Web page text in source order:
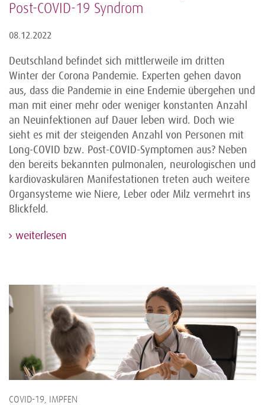
Post-COVID-19 Syndrom
08.12.2022
Deutschland befindet sich mittlerweile im dritten
Winter der Corona Pandemie. Experten gehen davon
aus, dass die Pandemie in eine Endemie übergehen und
man mit einer mehr oder weniger konstanten Anzahl
an Neuinfektionen auf Dauer leben wird. Doch wie
sieht es mit der steigenden Anzahl von Personen mit
Long-COVID bzw. Post-COVID-Symptomen aus? Neben
den bereits bekannten pulmonalen, neurologischen und
kardiovaskulären Manifestationen treten auch weitere
Organsysteme wie Niere, Leber oder Milz vermehrt ins
Blickfeld.
weiterlesen
COVID-19, IMPFEN